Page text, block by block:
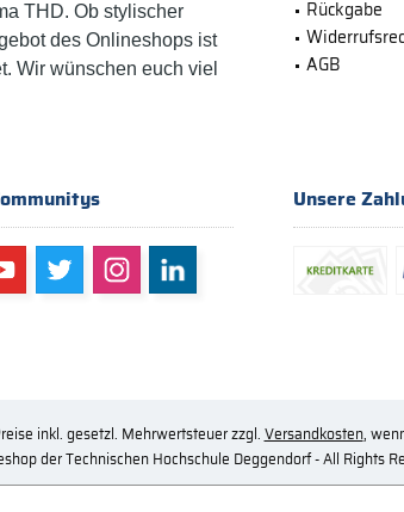
THD. Ob stylischer
des Onlineshops ist
Wir wünschen euch viel
Rückgabe
AGB
Unsere
inkl. gesetzl. Mehrwertsteuer zzgl. Versandkosten,
der Technischen Hochschule Deggendorf - All Rights